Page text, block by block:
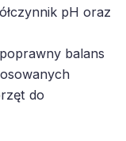
pH oraz
balans
do